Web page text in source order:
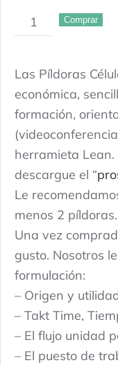
PÍLDORA
CÉLULA
quantidade
Comprar
Las Píldoras
económica,
formación,
herramieta
descargue el “
Le
menos 2 píldoras.
Una vez
gusto. Nosotros
formulación:
– Origen y
– Takt Time,
– El flujo unidad
– El puesto de